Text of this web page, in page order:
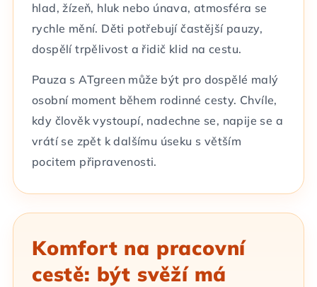
hlad, žízeň, hluk nebo únava, atmosféra se
rychle mění. Děti potřebují častější pauzy,
dospělí trpělivost a řidič klid na cestu.
Pauza s ATgreen může být pro dospělé malý
osobní moment během rodinné cesty. Chvíle,
kdy člověk vystoupí, nadechne se, napije se a
vrátí se zpět k dalšímu úseku s větším
pocitem připravenosti.
Komfort na pracovní
cestě: být svěží má